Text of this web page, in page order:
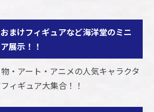
まけフィギュアなど海洋堂のミニ
展示！！
・アート・アニメの人気キャラクタ
ィギュア大集合！！